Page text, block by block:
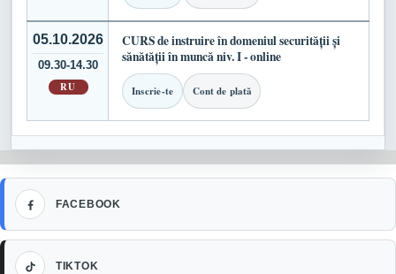
05.10.2026
09.30-14.30
RU
CURS de instruire în domeniul securității și
sănătății în muncă niv. I - online
Inscrie-te Cont de plată
FACEBOOK
Facebook
TIKTOK
TikTok